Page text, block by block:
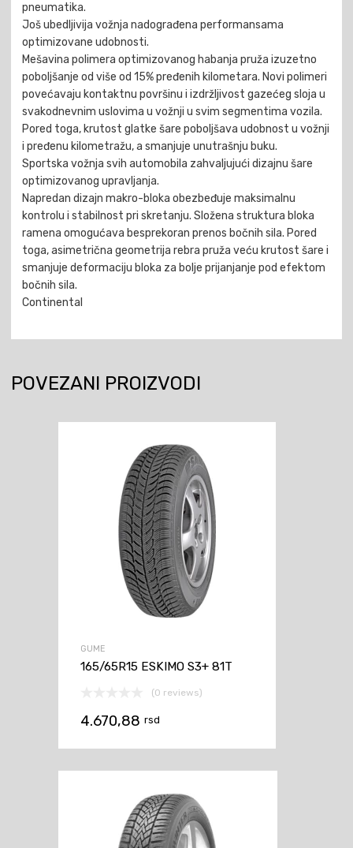
pneumatika.
Još ubedljivija vožnja nadograđena performansama
optimizovane udobnosti.
Mešavina polimera optimizovanog habanja pruža izuzetno
poboljšanje od više od 15% pređenih kilometara. Novi polimeri
povećavaju kontaktnu površinu i izdržljivost gazećeg sloja u
svakodnevnim uslovima u vožnji u svim segmentima vozila.
Pored toga, krutost glatke šare poboljšava udobnost u vožnji
i pređenu kilometražu, a smanjuje unutrašnju buku.
Sportska vožnja svih automobila zahvaljujući dizajnu šare
optimizovanog upravljanja.
Napredan dizajn makro-bloka obezbeđuje maksimalnu
kontrolu i stabilnost pri skretanju. Složena struktura bloka
ramena omogućava besprekoran prenos bočnih sila. Pored
toga, asimetrična geometrija rebra pruža veću krutost šare i
smanjuje deformaciju bloka za bolje prijanjanje pod efektom
bočnih sila.
Continental
POVEZANI PROIZVODI
GUME
165/65R15 ESKIMO S3+ 81T
(0 reviews)
4.670,88 rsd